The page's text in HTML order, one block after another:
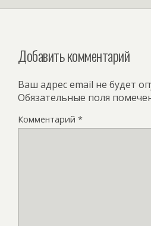
Добавить комментарий
Ваш адрес email не будет
Обязательные поля
Комментарий *